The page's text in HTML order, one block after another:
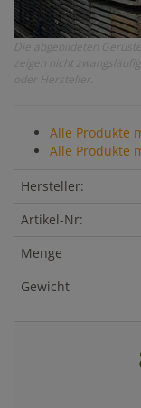
Die abgebildeten
zeigen nicht
oder Hersteller.
Alle Produkte
Alle Produkte
Hersteller:
Artikel-Nr:
Menge
Gewicht